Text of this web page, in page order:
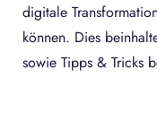
digitale
können. Dies
sowie Tipps & Tricks